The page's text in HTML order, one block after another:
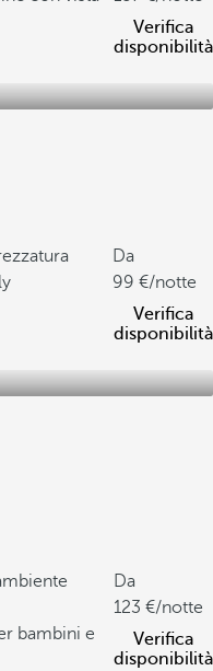
Verifica
disponibilità
Da
99
/notte
Verifica
disponibilità
bambini e
Da
123
/notte
Verifica
disponibilità